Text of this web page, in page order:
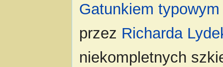
Gatunkiem typowym
przez Richarda
niekompletnych